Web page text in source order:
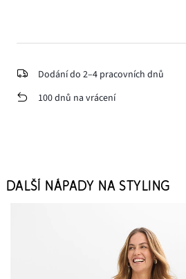
Dodání do 2–4 pracovních dnů
100 dnů na vrácení
DALŠÍ NÁPADY NA STYLING